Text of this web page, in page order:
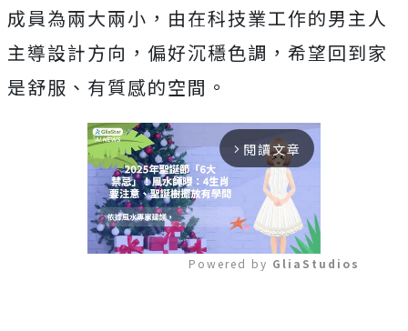
成員為兩大兩小，由在科技業工作的男主人
主導設計方向，偏好沉穩色調，希望回到家
是舒服、有質感的空間。
arrow_forward_ios 閱讀文章
Powered by GliaStudios